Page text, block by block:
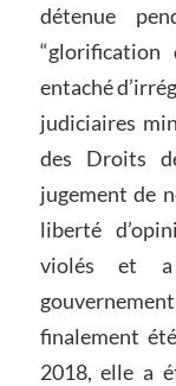
détenue
“glorification
entaché
judiciaires
des Droits
jugement de
liberté
violés et a
finalement
2018, elle a